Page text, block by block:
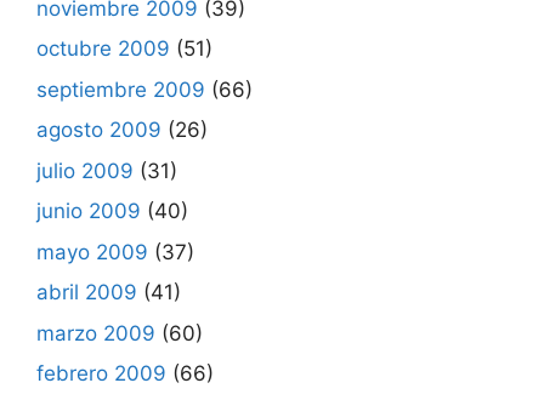
noviembre 2009 (39)
octubre 2009 (51)
septiembre 2009 (66)
agosto 2009 (26)
julio 2009 (31)
junio 2009 (40)
mayo 2009 (37)
abril 2009 (41)
marzo 2009 (60)
febrero 2009 (66)